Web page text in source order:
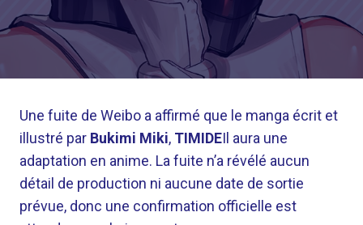
Une fuite de Weibo a affirmé que le manga écrit et
illustré par Bukimi Miki, TIMIDEIl aura une
adaptation en anime. La fuite n’a révélé aucun
détail de production ni aucune date de sortie
prévue, donc une confirmation officielle est